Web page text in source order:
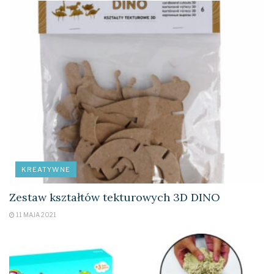
Marka/ dystrybutor: Mungyo/ Tadeo Trading
KREATYWNE
Zestaw kształtów tekturowych 3D DINO
11 MAJA 2021